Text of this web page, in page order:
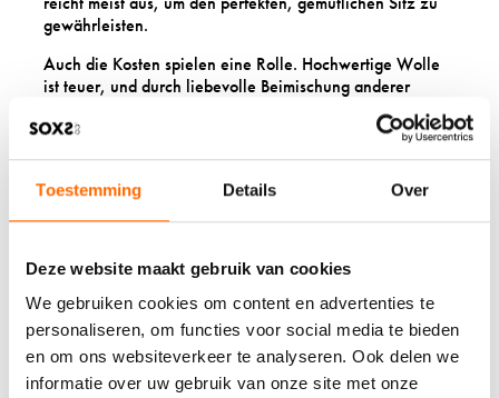
Toestemming Details Over
Deze website maakt gebruik van cookies
We gebruiken cookies om content en advertenties te
personaliseren, om functies voor social media te bieden
en om ons websiteverkeer te analyseren. Ook delen we
informatie over uw gebruik van onze site met onze
gewährleisten.
Auch die Kosten spielen eine Rolle. Hochwertige Wolle
ist teuer, und durch liebevolle Beimischung anderer
Materialien können wir erschwinglichere Produkte
anbieten, ohne komplett auf die Vorteile der Wolle zu
WELCHE
WOLLMISCHUNGEN
SIND AM BESTEN FÜR
SOCKEN?
Die besteWollmischunghängt davon ab, wofür du